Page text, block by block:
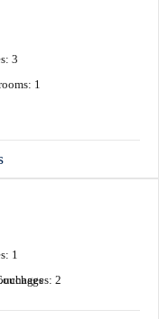
3
1
1
2